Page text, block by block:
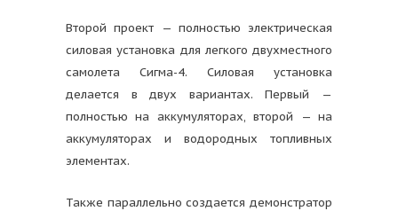
Второй проект — полностью электрическая
силовая установка для легкого двухместного
самолета Сигма-4. Силовая установка
делается в двух вариантах. Первый —
полностью на аккумуляторах, второй — на
аккумуляторах и водородных топливных
элементах.
Также параллельно создается демонстратор